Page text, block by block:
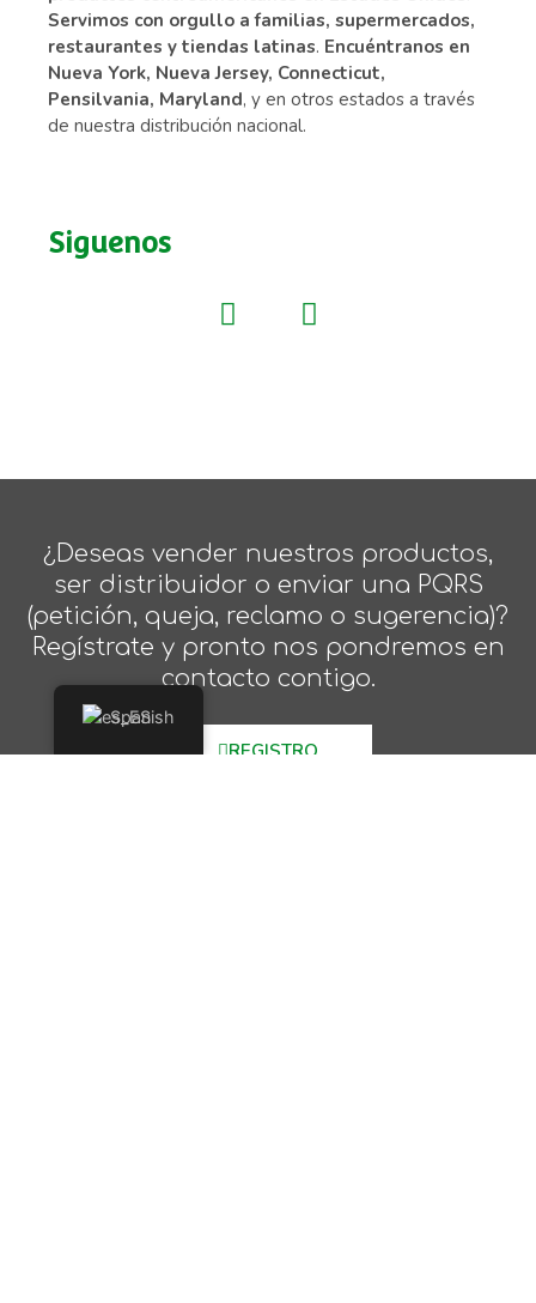
Servimos con orgullo a familias, supermercados,
restaurantes y tiendas latinas. Encuéntranos en
Nueva York, Nueva Jersey, Connecticut,
Pensilvania, Maryland, y en otros estados a través
de nuestra distribución nacional.
Siguenos
¿Deseas vender nuestros productos,
ser distribuidor o enviar una PQRS
(petición, queja, reclamo o sugerencia)?
Regístrate y pronto nos pondremos en
contacto contigo.
REGISTRO
Spanish